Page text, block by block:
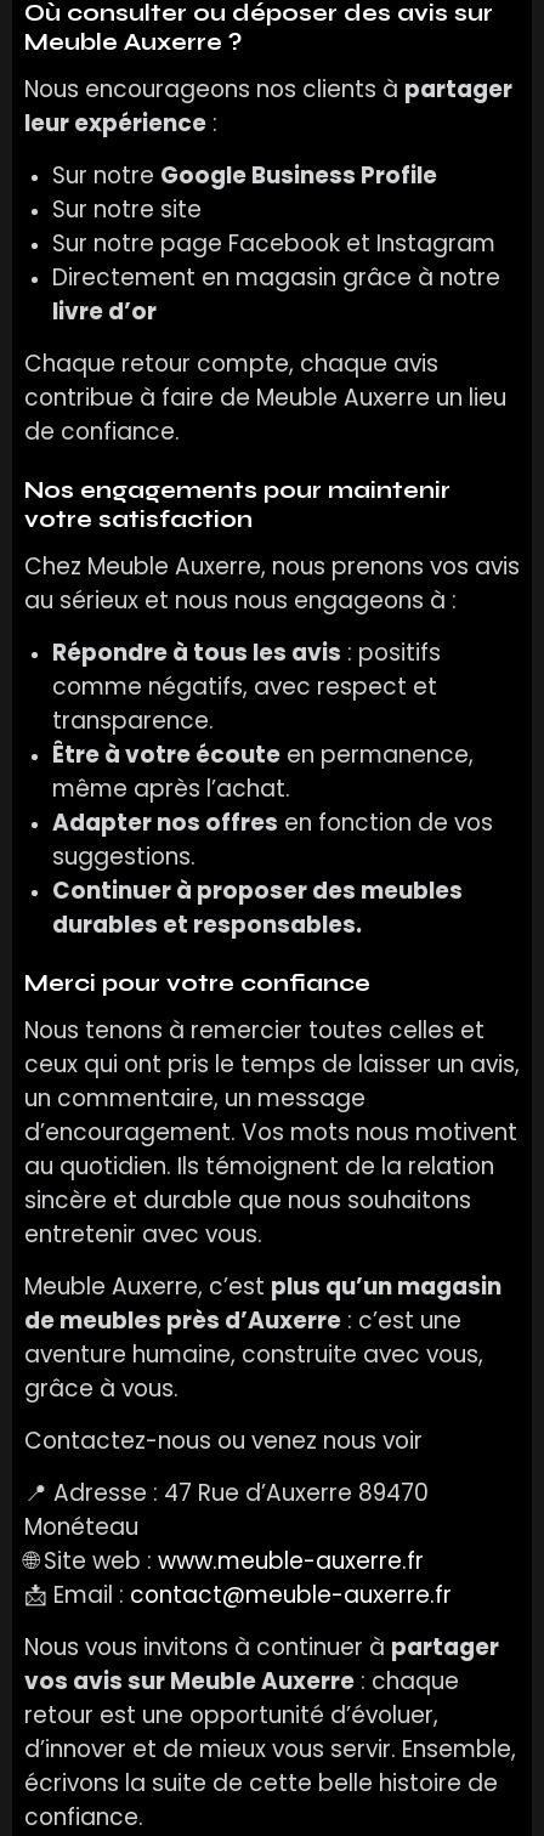
Où consulter ou déposer des avis sur
Meuble Auxerre ?
Nous encourageons nos clients à partager
leur expérience :
Sur notre Google Business Profile
Sur notre site
Sur notre page Facebook et Instagram
Directement en magasin grâce à notre
livre d’or
Chaque retour compte, chaque avis
contribue à faire de Meuble Auxerre un lieu
de confiance.
Nos engagements pour maintenir
votre satisfaction
Chez Meuble Auxerre, nous prenons vos avis
au sérieux et nous nous engageons à :
Répondre à tous les avis : positifs
comme négatifs, avec respect et
transparence.
Être à votre écouteen permanence,
même après l’achat.
Adapter nos offres en fonction de vos
suggestions.
Continuer à proposer des meubles
durables et responsables.
Merci pour votre confiance
Nous tenons à remercier toutes celles et
ceux qui ont pris le temps de laisser un avis,
un commentaire, un message
d’encouragement. Vos mots nous motivent
au quotidien. Ils témoignent de la relation
sincère et durable que nous souhaitons
entretenir avec vous.
Meuble Auxerre, c’est plus qu’un magasin
de meubles près d’Auxerre : c’est une
aventure humaine, construite avec vous,
grâce à vous.
Contactez-nous ou venez nous voir
📍 Adresse : 47 Rue d’Auxerre 89470
Monéteau
🌐 Site web : www.meuble-auxerre.fr
📩 Email : contact@meuble-auxerre.fr
Nous vous invitons à continuer à partager
vos avis sur Meuble Auxerre : chaque
retour est une opportunité d’évoluer,
d’innover et de mieux vous servir. Ensemble,
écrivons la suite de cette belle histoire de
confiance.